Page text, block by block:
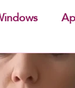
Sécurité